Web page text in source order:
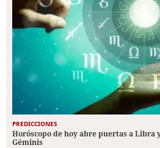
PREDICCIONES
Horóscopo de hoy abre puertas a Libra
Géminis